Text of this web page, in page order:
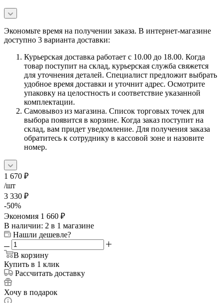
Экономьте время на получении заказа. В интернет-магазине
доступно 3 варианта доставки:
Курьерская доставка работает с 10.00 до 18.00. Когда
товар поступит на склад, курьерская служба свяжется
для уточнения деталей. Специалист предложит выбрать
удобное время доставки и уточнит адрес. Осмотрите
упаковку на целостность и соответствие указанной
комплектации.
Самовывоз из магазина. Список торговых точек для
выбора появится в корзине. Когда заказ поступит на
склад, вам придет уведомление. Для получения заказа
обратитесь к сотруднику в кассовой зоне и назовите
номер.
1 670 ₽
/шт
3 330 ₽
-50%
Экономия 1 660 ₽
В наличии: 2 в 1 магазине
Нашли дешевле?
В корзину
Купить в 1 клик
Рассчитать доставку
Хочу в подарок